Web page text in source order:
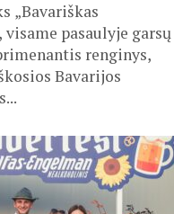
„Bavariškas
pasaulyje garsų
renginys,
Bavarijos